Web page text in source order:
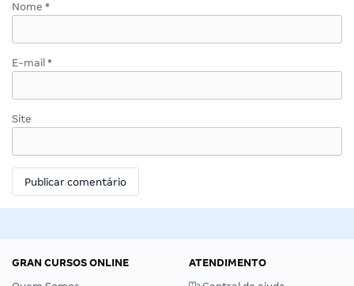
Nome *
E-mail *
Site
GRAN CURSOS ONLINE
ATENDIMENTO